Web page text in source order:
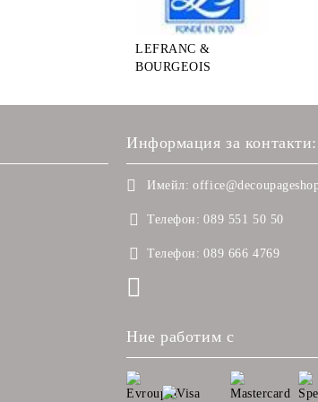
LEFRANC &
BOURGEOIS
Информация за контакти:
Имейл:
Телефон: 089 551 50 50
Телефон: 089 666 4769
Ние работим с